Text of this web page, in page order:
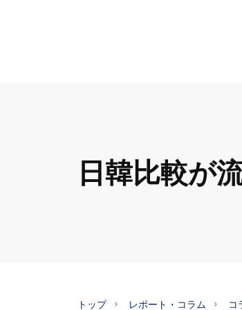
日韓比較が
トップ レポート・コラム コ